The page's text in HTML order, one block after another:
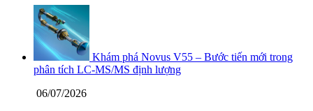
Khám phá Novus V55 – Bước tiến mới trong
phân tích LC-MS/MS định lượng
06/07/2026